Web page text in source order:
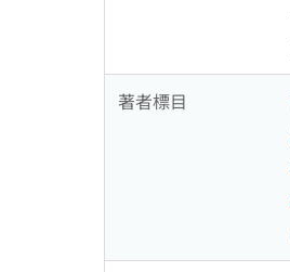
著者標目